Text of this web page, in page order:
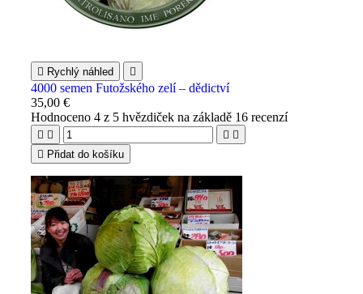
 Rychlý náhled 
4000 semen Futožského zelí – dědictví
35,00 €
Hodnoceno4 z 5 hvězdiček na základě 16 recenzí
   
 Přidat do košíku